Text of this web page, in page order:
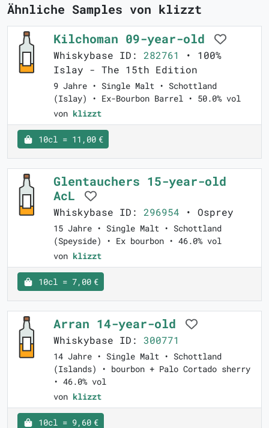
Ähnliche Samples von klizzt
Kilchoman 09-year-old
Whiskybase ID: 282761
• 100%
Islay - The 15th Edition
9 Jahre • Single Malt • Schottland
(Islay) • Ex-Bourbon Barrel • 50.0% vol
von klizzt
10cl = 11,00 €
Glentauchers 15-year-old
AcL
Whiskybase ID: 296954 • Osprey
15 Jahre • Single Malt • Schottland
(Speyside) • Ex bourbon • 46.0% vol
von klizzt
10cl = 7,00 €
Arran 14-year-old
Whiskybase ID: 300771
14 Jahre • Single Malt • Schottland
(Islands) • bourbon + Palo Cortado sherry
• 46.0% vol
von klizzt
10cl = 9,60 €